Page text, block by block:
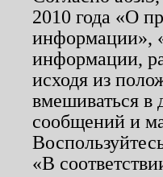
2010 года «О
информации»,
информации,
исходя из
вмешиваться в
сообщений и
«В